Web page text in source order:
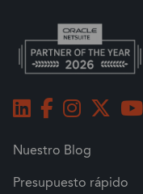
Nuestro Blog
Presupuesto rápido